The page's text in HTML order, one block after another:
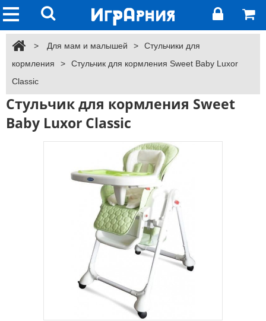
> Для мам и малышей >
Стульчики для
кормления
>
Стульчик для кормления Sweet Baby Luxor
Classic
Стульчик для кормления Sweet
Baby Luxor Classic